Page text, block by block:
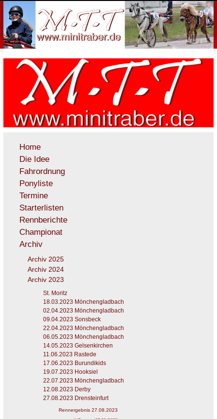
Home
Die Idee
Fahrordnung
Ponyliste
Termine
Starterlisten
Rennberichte
Championat
Archiv
Archiv 2025
Archiv 2024
Archiv 2023
St. Moritz
18.03.2023 Mönchengladbach
02.04.2023 Mönchengladbach
09.04.2023 Sonsbeck
22.04.2023 Mönchengladbach
06.05.2023 Mönchengladbach
14.05.2023 Gelsenkirchen
11.06.2023 Rastede
17.06.2023 Burundikids
19.07.2023 Hooksiel
22.07.2023 Mönchengladbach
12.08.2023 Derby
27.08.2023 Drensteinfurt
Rennergebnis 27.08.2023